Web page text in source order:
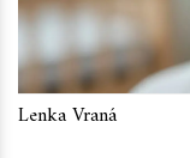
Lenka Vraná